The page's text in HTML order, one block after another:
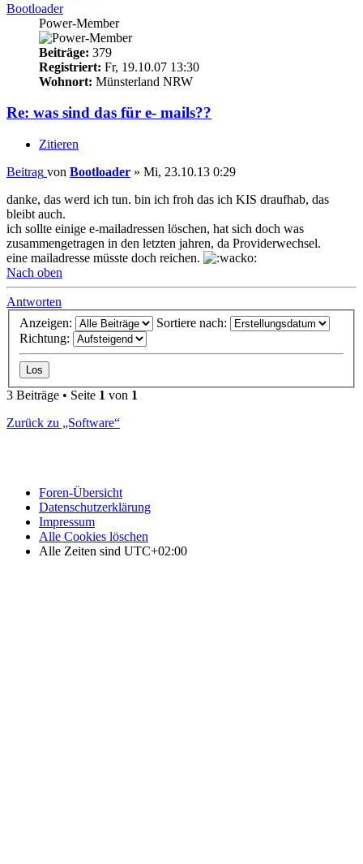
Bootloader
Power-Member
Beiträge: 379
Registriert: Fr, 19.10.07 13:30
Wohnort: Münsterland NRW
Re: was sind das für e- mails??
Zitieren
Beitrag von Bootloader » Mi, 23.10.13 0:29
danke, das werd ich tun. bin ich froh das ich KIS draufhab, das
bleibt auch.
ich sollte einige e-mailadressen löschen, hat sich doch was
zusammengetragen in den letzten jahren, da Providerwechsel.
eine mailadresse müsste doch reichen.
Nach oben
Antworten
Anzeigen:
Sortiere nach:
Richtung:
3 Beiträge • Seite 1 von 1
Zurück zu „Software“
Foren-Übersicht
Datenschutzerklärung
Impressum
Alle Cookies löschen
Alle Zeiten sind UTC+02:00